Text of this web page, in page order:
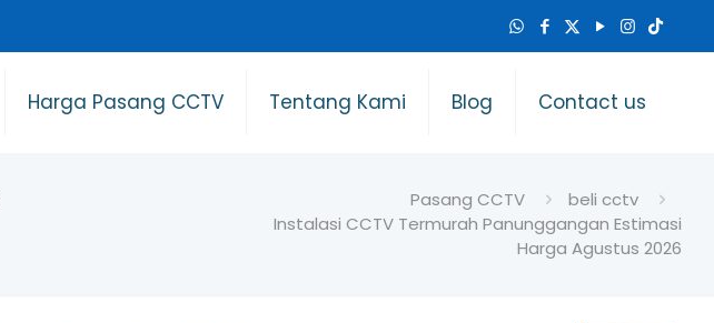
Harga Pasang CCTV Tentang Kami Blog Contact us
Pasang CCTV
beli cctv
Instalasi CCTV Termurah Panunggangan Estimasi
Harga Agustus 2026